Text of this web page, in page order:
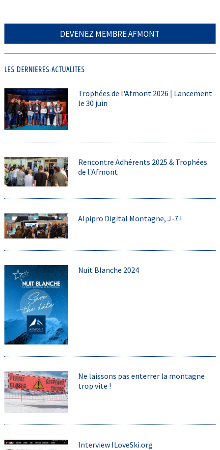
DEVENEZ MEMBRE AFMONT
LES DERNIERES ACTUALITES
Trophées de l'Afmont 2026 | Lancement
le 30 juin
Rencontre Adhérents 2025 & Trophées
de l'Afmont
Alpipro Digital Montagne, J-7 !
Nuit Blanche 2024
Ne laissons pas enterrer la montagne
trop vite !
Interview ILoveSki.org